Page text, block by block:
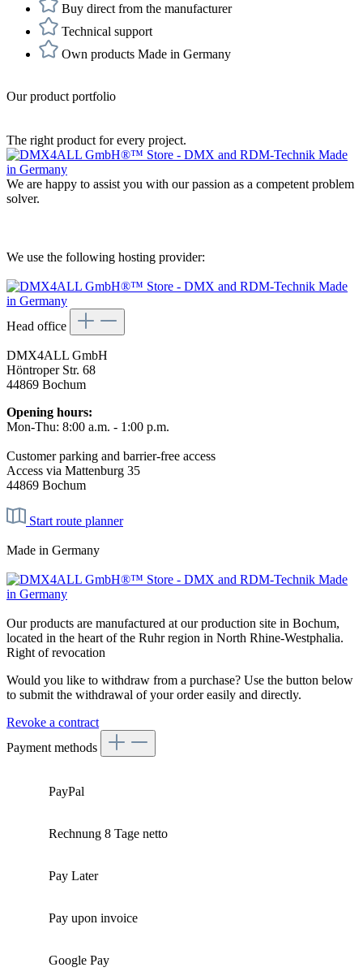
Buy direct from the manufacturer
Technical support
Own products Made in Germany
Our product portfolio
The right product for every project.
We are happy to assist you with our passion as a competent problem
solver.
We use the following hosting provider:
Head office
DMX4ALL GmbH
Höntroper Str. 68
44869 Bochum
Opening hours:
Mon-Thu: 8:00 a.m. - 1:00 p.m.
Customer parking and barrier-free access
Access via Mattenburg 35
44869 Bochum
Start route planner
Made in Germany
Our products are manufactured at our production site in Bochum,
located in the heart of the Ruhr region in North Rhine-Westphalia.
Right of revocation
Would you like to withdraw from a purchase? Use the button below
to submit the withdrawal of your order easily and directly.
Revoke a contract
Payment methods
PayPal
Rechnung 8 Tage netto
Pay Later
Pay upon invoice
Google Pay